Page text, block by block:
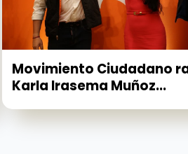
Movimiento Ciudadano
Karla Irasema Muñoz...